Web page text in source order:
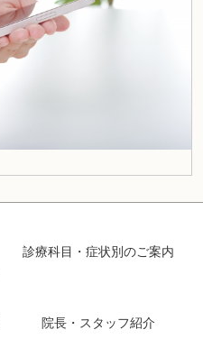
診療科目・症状別のご案内
院長・スタッフ紹介